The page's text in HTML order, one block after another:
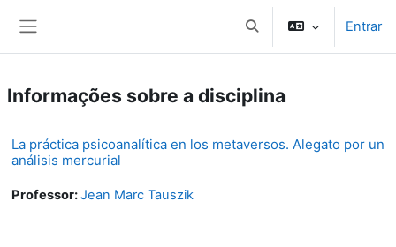
Toggle search inputEntrar
Informações sobre a disciplina
La práctica psicoanalítica en los metaversos. Alegato por un
análisis mercurial
Professor:Jean Marc Tauszik